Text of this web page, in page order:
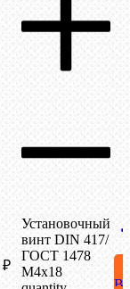
₽
Установочный
винт DIN 417/
ГОСТ 1478
М4х18
В